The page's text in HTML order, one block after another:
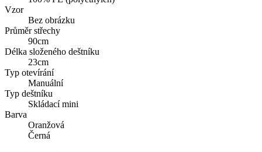
Vzor
Bez obrázku
Průměr střechy
90cm
Délka složeného deštníku
23cm
Typ otevírání
Manuální
Typ deštníku
Skládací mini
Barva
Oranžová
Černá